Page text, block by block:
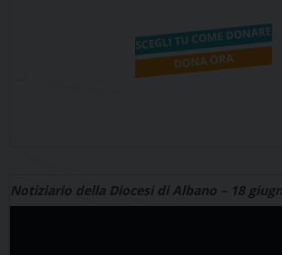
Notiziario della Diocesi di Albano – 18